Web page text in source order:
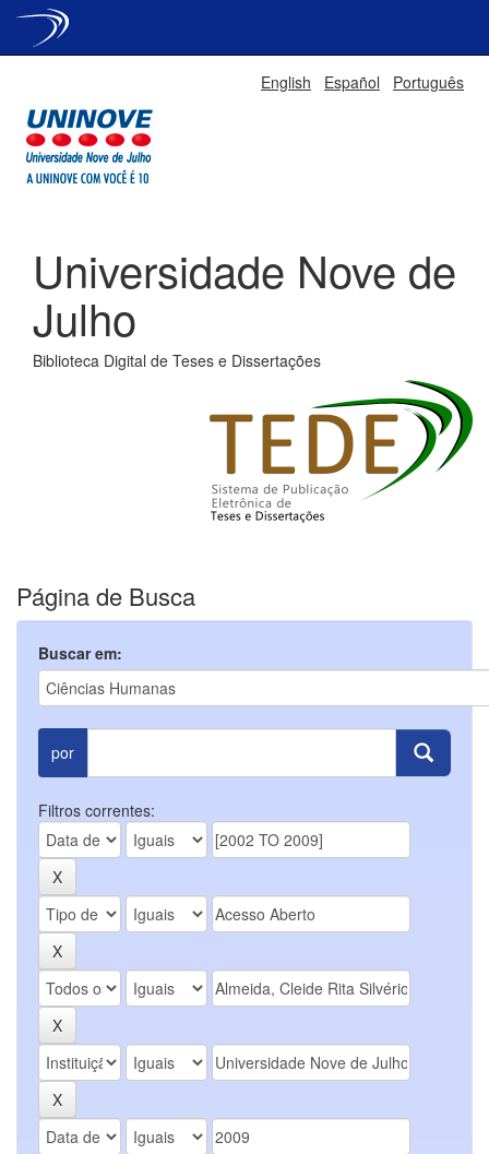
English Español Português
Universidade Nove de
Julho
Biblioteca Digital de Teses e Dissertações
Página de Busca
Buscar em:
por
Filtros correntes: